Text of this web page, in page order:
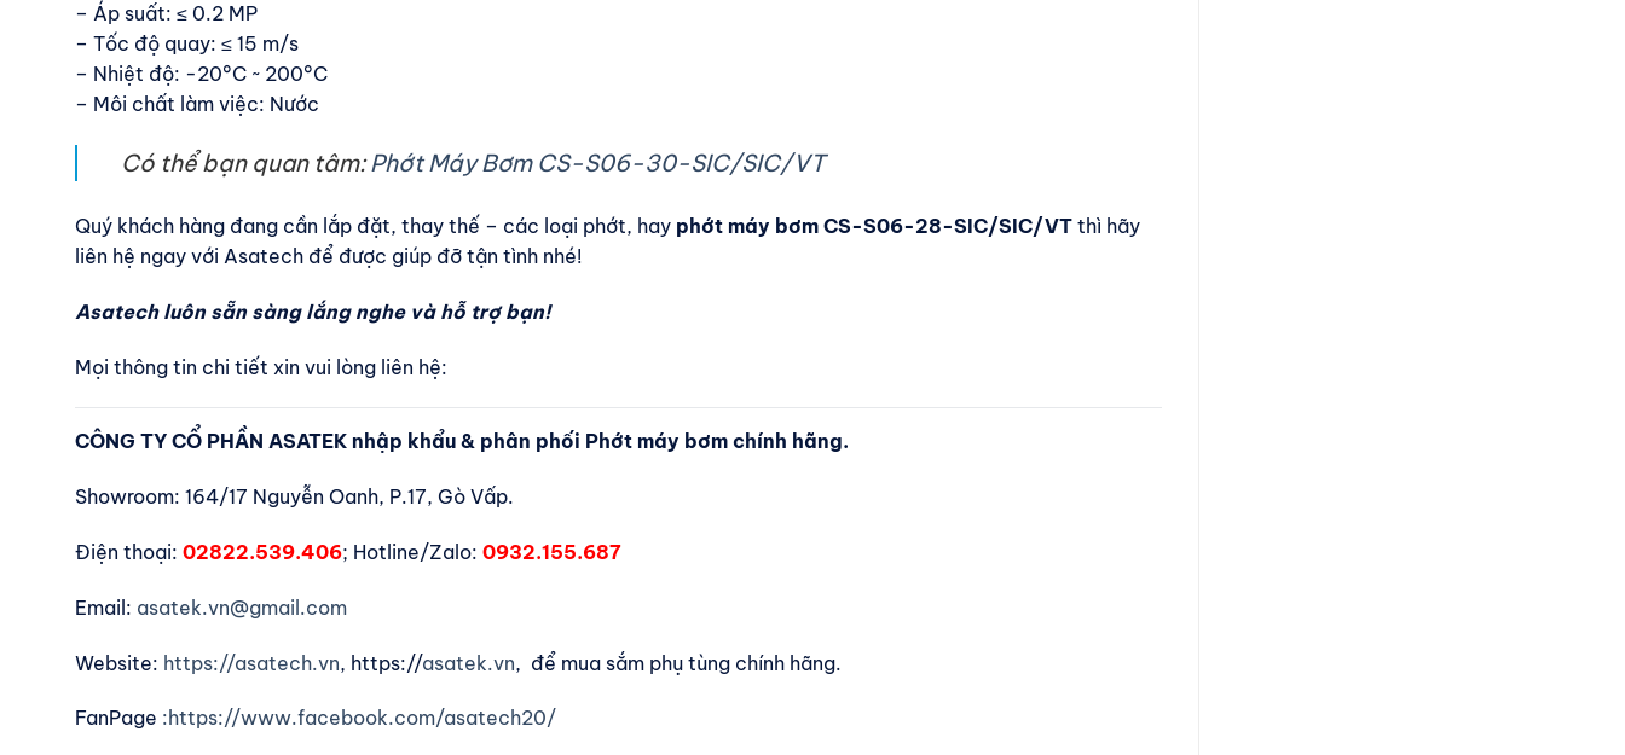
– Áp suất: ≤ 0.2 MP
– Tốc độ quay: ≤ 15 m/s
– Nhiệt độ: -20°C ~ 200°C
– Môi chất làm việc: Nước
Có thể bạn quan tâm:Phớt Máy Bơm CS-S06-30-SIC/SIC/VT
Quý khách hàng đang cần lắp đặt, thay thế – các loại phớt, hay phớt máy bơm CS-S06-28-SIC/SIC/VT thì hãy
liên hệ ngay với Asatech để được giúp đỡ tận tình nhé!
Asatech luôn sẵn sàng lắng nghe và hỗ trợ bạn!
Mọi thông tin chi tiết xin vui lòng liên hệ:
CÔNG TY CỔ PHẦN ASATEK nhập khẩu & phân phối Phớt máy bơm chính hãng.
Showroom: 164/17 Nguyễn Oanh, P.17, Gò Vấp.
Điện thoại: 02822.539.406; Hotline/Zalo: 0932.155.687
Email: asatek.vn@gmail.com
Website: https://asatech.vn, https://asatek.vn, để mua sắm phụ tùng chính hãng.
FanPage :https://www.facebook.com/asatech20/